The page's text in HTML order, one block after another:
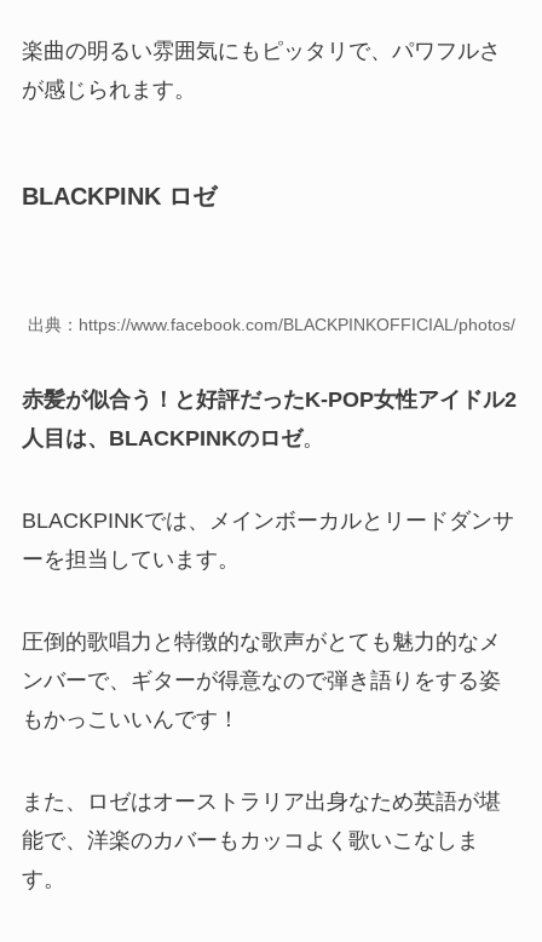
楽曲の明るい雰囲気にもピッタリで、パワフルさ
が感じられます。
BLACKPINK ロゼ
出典：https://www.facebook.com/BLACKPINKOFFICIAL/photos/
赤髪が似合う！と好評だったK-POP女性アイドル2
人目は、 BLACKPINKのロゼ。
BLACKPINKでは、メインボーカルとリードダンサ
ーを担当しています。
圧倒的歌唱力と特徴的な歌声がとても魅力的なメ
ンバーで、ギターが得意なので弾き語りをする姿
もかっこいいんです！
また、ロゼはオーストラリア出身なため英語が堪
能で、洋楽のカバーもカッコよく歌いこなしま
す。